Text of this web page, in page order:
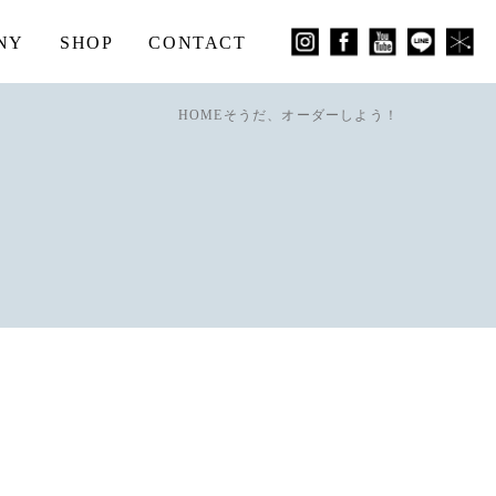
SHOP CONTACT
HOME そうだ、オーダーしよう！